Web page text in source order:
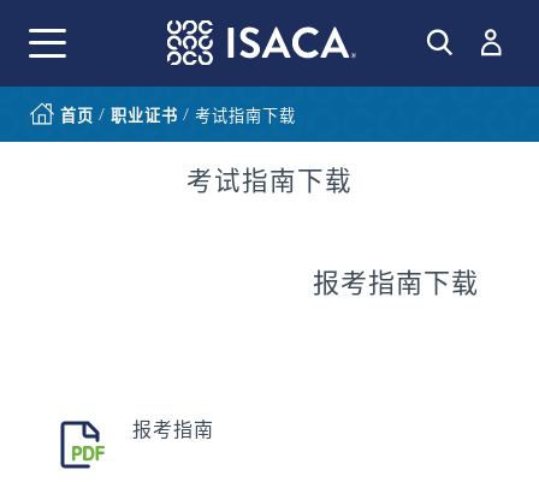
首页 / 职业证书 / 考试指南下载
考试指南下载
报考指南下载
报考指南